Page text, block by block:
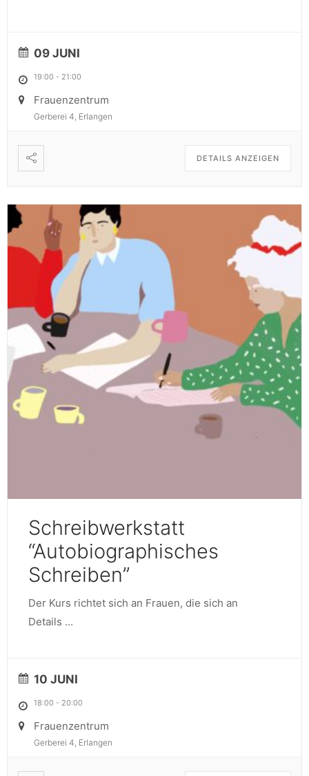
09 JUNI
19:00 - 21:00
Frauenzentrum
Gerberei 4, Erlangen
DETAILS ANZEIGEN
Schreibwerkstatt
“Autobiographisches
Schreiben”
Der Kurs richtet sich an Frauen, die sich an
Details ...
10 JUNI
18:00 - 20:00
Frauenzentrum
Gerberei 4, Erlangen